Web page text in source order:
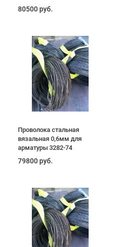
80500 руб.
Проволока стальная
вязальная 0,6мм для
арматуры 3282-74
79800 руб.